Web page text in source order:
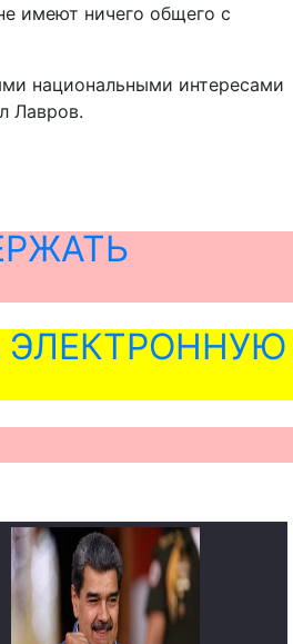
имеют ничего общего с
национальными интересами
Лавров.
ЭЛЕКТРОННУЮ